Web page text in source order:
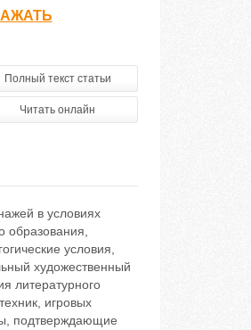
Полный текст статьи
Читать онлайн
в условиях
образования,
условия,
художественный
литературного
игровых
подтверждающие